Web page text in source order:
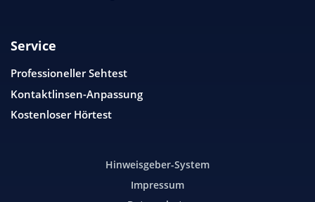
Service
Professioneller Sehtest
Kontaktlinsen-Anpassung
Kostenloser Hörtest
Hinweisgeber-System
Impressum